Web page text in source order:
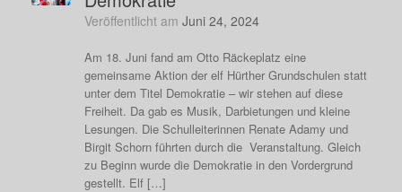
Veröffentlicht am Juni 24, 2024
Am 18. Juni fand am Otto Räckeplatz eine
gemeinsame Aktion der elf Hürther Grundschulen statt
unter dem Titel Demokratie – wir stehen auf diese
Freiheit. Da gab es Musik, Darbietungen und kleine
Lesungen. Die Schulleiterinnen Renate Adamy und
Birgit Schorn führten durch die Veranstaltung. Gleich
zu Beginn wurde die Demokratie in den Vordergrund
gestellt. Elf […]